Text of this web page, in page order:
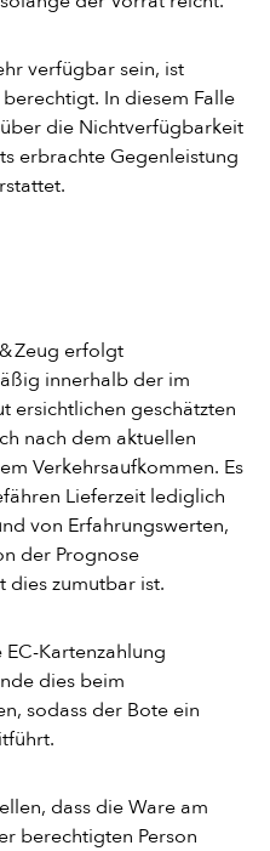
verfügbar sein, ist
In diesem Falle
die Nichtverfügbarkeit
erbrachte Gegenleistung
Zeug erfolgt
innerhalb der im
ersichtlichen geschätzten
nach dem aktuellen
Verkehrsaufkommen. Es
Lieferzeit lediglich
von Erfahrungswerten,
der Prognose
dies zumutbar ist.
Kartenzahlung
dies beim
sodass der Bote ein
dass die Ware am
berechtigten Person